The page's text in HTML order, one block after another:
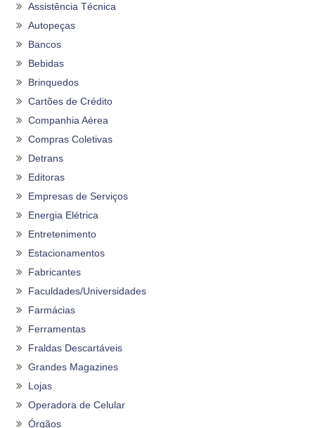
Assistência Técnica
Autopeças
Bancos
Bebidas
Brinquedos
Cartões de Crédito
Companhia Aérea
Compras Coletivas
Detrans
Editoras
Empresas de Serviços
Energia Elétrica
Entretenimento
Estacionamentos
Fabricantes
Faculdades/Universidades
Farmácias
Ferramentas
Fraldas Descartáveis
Grandes Magazines
Lojas
Operadora de Celular
Órgãos